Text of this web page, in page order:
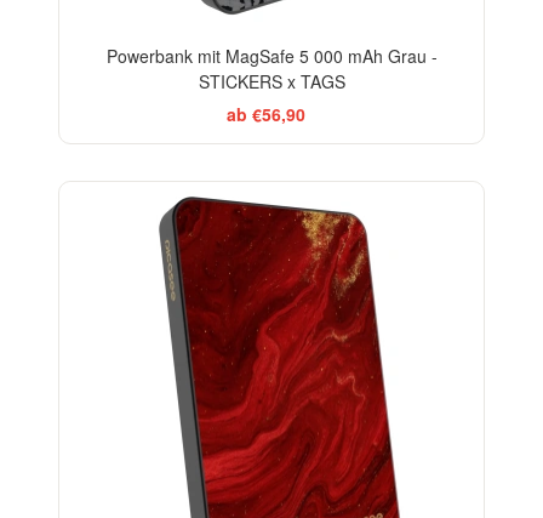
Powerbank mit MagSafe 5 000 mAh Grau -
STICKERS x TAGS
ab €56,90